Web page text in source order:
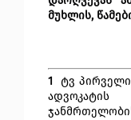
მუხლის,
1
ტვ